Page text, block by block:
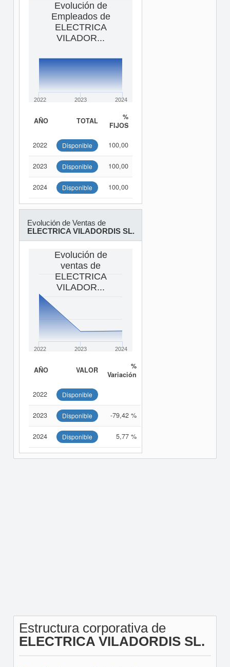
Evolución de
Empleados de
ELECTRICA
VILADOR...
2022 2023 2024
AÑO TOTAL
%
FIJOS
2022 Disponible 100,00
2023 Disponible 100,00
2024 Disponible 100,00
Evolución de Ventas de
ELECTRICA VILADORDIS SL.
Evolución de
ventas de
ELECTRICA
VILADOR...
2022 2023 2024
AÑO VALOR
%
Variación
2022 Disponible
2023 Disponible -79,42 %
2024 Disponible 5,77 %
Estructura corporativa de
ELECTRICA VILADORDIS SL.